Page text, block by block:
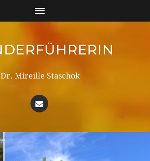
Dr. Mireille Staschok